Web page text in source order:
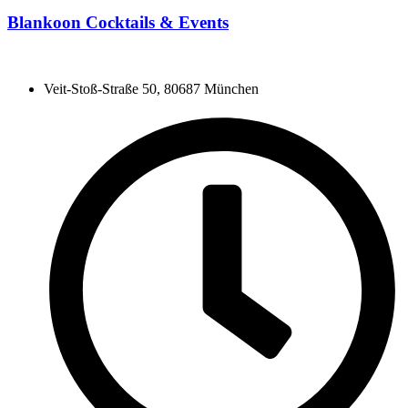
Blankoon Cocktails & Events
Veit-Stoß-Straße 50, 80687 München